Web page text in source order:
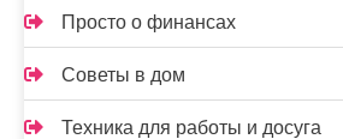
Просто о финансах
Советы в дом
Техника для работы и досуга